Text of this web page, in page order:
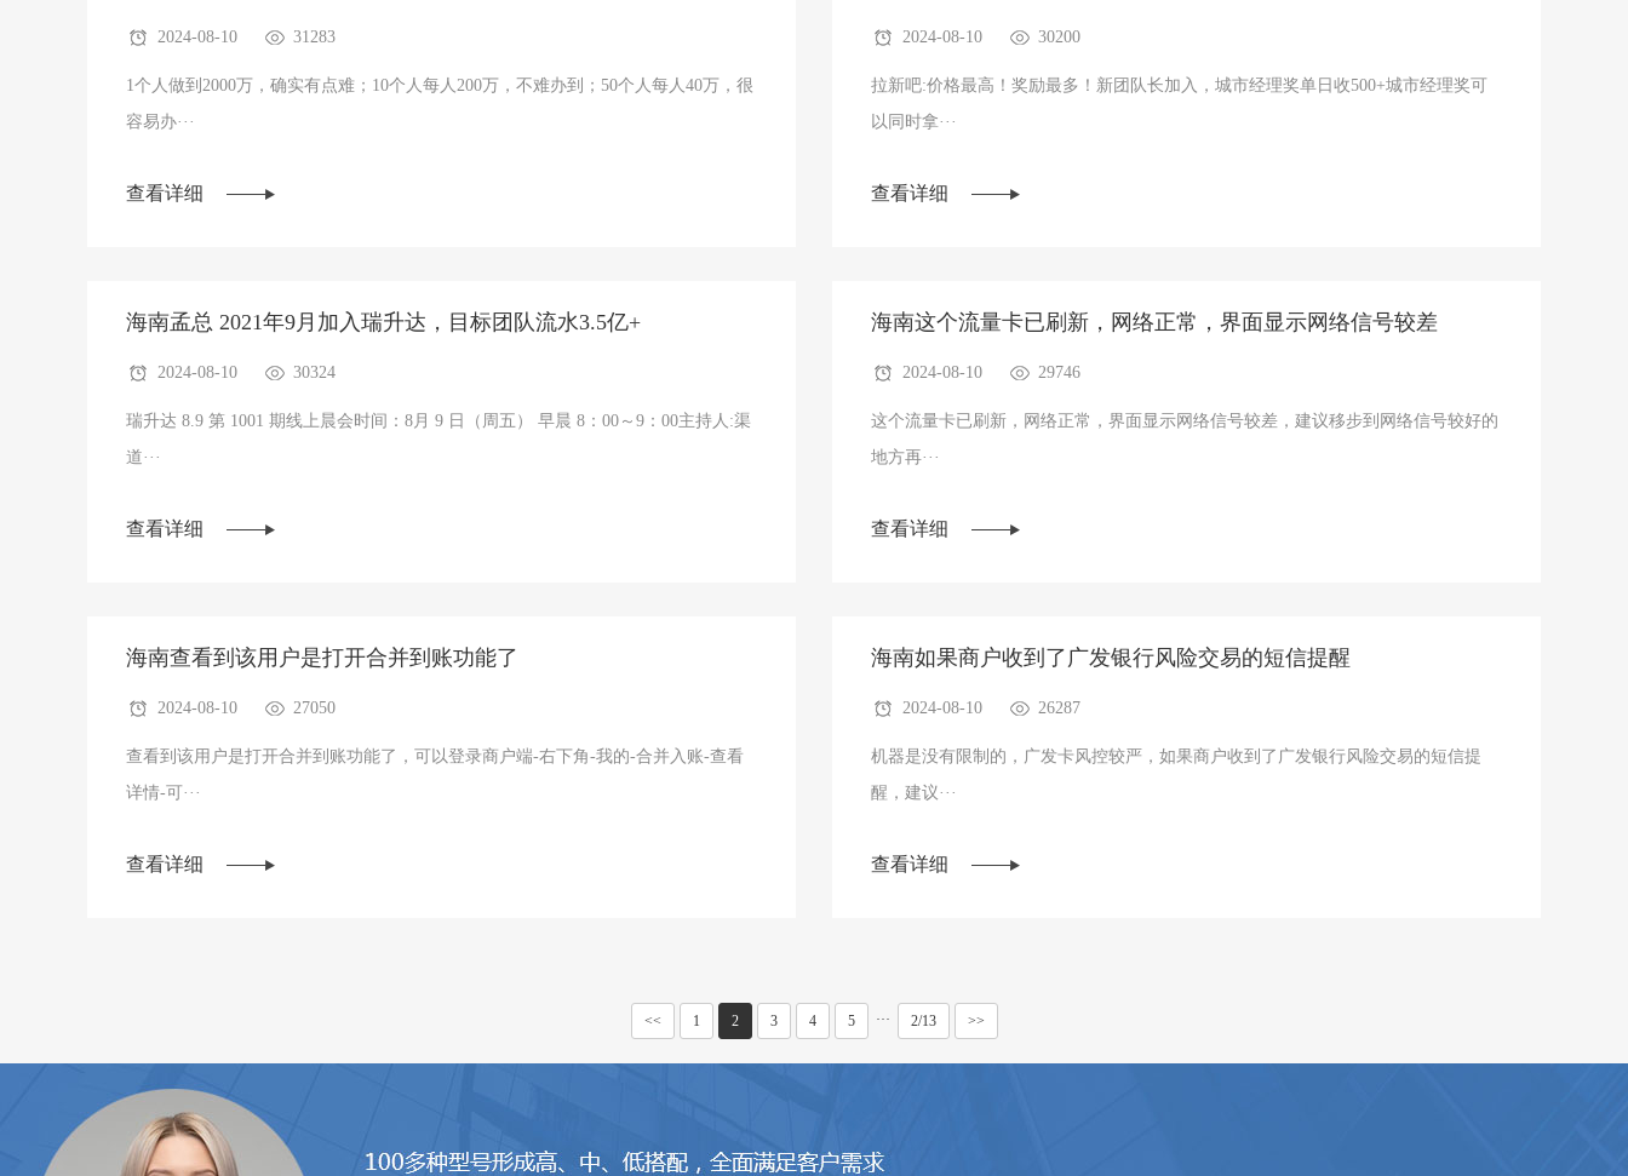
2024-08-10 31283
1个人做到2000万，确实有点难；10个人每人200万，不难办到；50个人每人40万，很
容易办···
查看详细
2024-08-10 30200
拉新吧:价格最高！奖励最多！新团队长加入，城市经理奖单日收500+城市经理奖可
以同时拿···
查看详细
海南孟总 2021年9月加入瑞升达，目标团队流水3.5亿+
2024-08-10 30324
瑞升达 8.9 第 1001 期线上晨会时间：8月 9 日（周五） 早晨 8：00～9：00主持人:渠
道···
查看详细
海南​这个流量卡已刷新，网络正常，界面显示网络信号较差
2024-08-10 29746
这个流量卡已刷新，网络正常，界面显示网络信号较差，建议移步到网络信号较好的
地方再···
查看详细
海南查看到该用户是打开合并到账功能了
2024-08-10 27050
查看到该用户是打开合并到账功能了，可以登录商户端-右下角-我的-合并入账-查看
详情-可···
查看详细
海南如果商户收到了广发银行风险交易的短信提醒
2024-08-10 26287
机器是没有限制的，广发卡风控较严，如果商户收到了广发银行风险交易的短信提
醒，建议···
查看详细
<< 1 2 3 4 5 ··· 2/13 >>